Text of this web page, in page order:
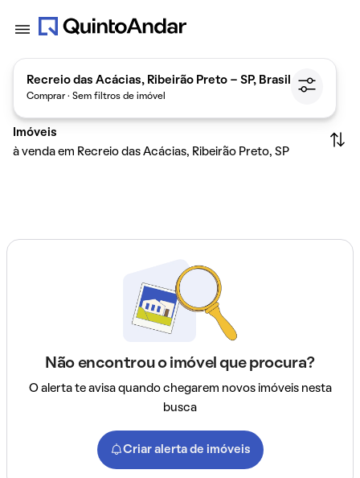
Recreio das Acácias, Ribeirão Preto - SP, Brasil
Comprar · Sem filtros de imóvel
Imóveis
à venda em Recreio das Acácias, Ribeirão Preto, SP
Não encontrou o imóvel que procura?
O alerta te avisa quando chegarem novos imóveis nesta
busca
Criar alerta de imóveis